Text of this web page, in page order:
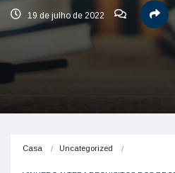
19 de julho de 2022
Casa Uncategorized